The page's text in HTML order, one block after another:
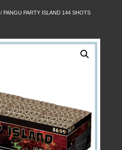
/ PANGU PARTY ISLAND 144 SHOTS